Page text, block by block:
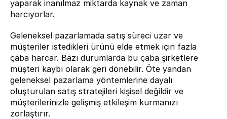
yaparak inanılmaz miktarda kaynak ve zaman
harcıyorlar.
Geleneksel pazarlamada satış süreci uzar ve
müşteriler istedikleri ürünü elde etmek için fazla
çaba harcar. Bazı durumlarda bu çaba şirketlere
müşteri kaybı olarak geri dönebilir. Öte yandan
geleneksel pazarlama yöntemlerine dayalı
oluşturulan satış stratejileri kişisel değildir ve
müşterilerinizle gelişmiş etkileşim kurmanızı
zorlaştırır.